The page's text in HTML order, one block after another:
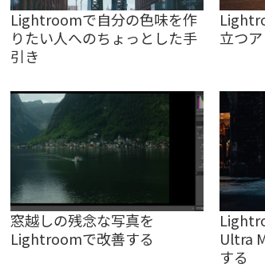
Lightroomで自分の色味を作
りたい人へのちょっとした手
引き
立つ
窓越しの残念な写真を
Lightroomで改善する
Ultra
する